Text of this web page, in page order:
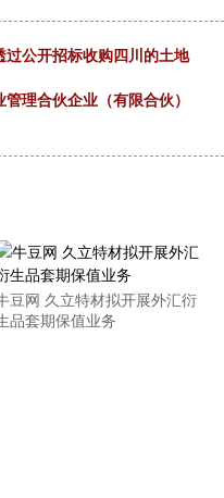
公开招标收购四川的土地
理合伙企业（有限合伙）
豆网 久立特材拟开展外汇衍
品套期保值业务